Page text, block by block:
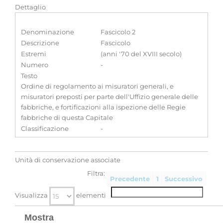
Dettaglio
Denominazione
Fascicolo 2
Descrizione
Fascicolo
Estremi
(anni '70 del XVIII secolo)
Numero
-
Testo
Ordine di regolamento ai misuratori generali, e
misuratori preposti per parte dell'Uffizio generale delle
fabbriche, e fortificazioni alla ispezione delle Regie
fabbriche di questa Capitale
Classificazione
-
Unità di conservazione associate
Precedente 1 Successivo
Visualizza elementi
Filtra:
Mostra